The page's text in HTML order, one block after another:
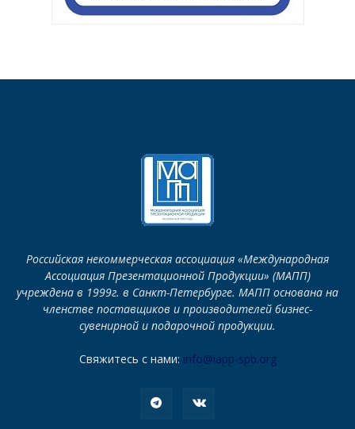
Российская некоммерческая ассоциация «Международная
Ассоциация Презентационной Продукции» (МАПП)
учреждена в 1999г. в Санкт-Петербурге. МАПП основана на
членстве поставщиков и производителей бизнес-
сувенирной и подарочной продукции.
Свяжитесь с нами: info@iapp-spb.org